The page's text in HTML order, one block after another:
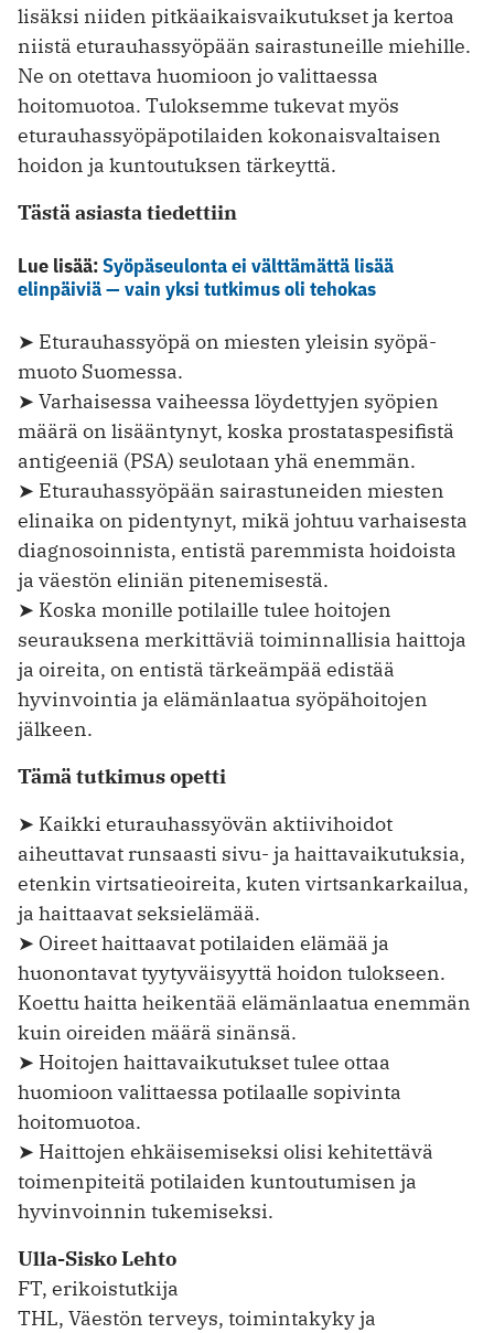
lisäksi niiden pitkäaikaisvaikutukset ja kertoa
niistä eturauhassyöpään sairastuneille miehille.
Ne on otettava huomioon jo valittaessa
hoitomuotoa. Tuloksemme tukevat myös
eturauhassyöpäpotilaiden kokonaisvaltaisen
hoidon ja kuntoutuksen tärkeyttä.
Tästä asiasta tiedettiin
Lue lisää:Syöpäseulonta ei välttämättä lisää
elinpäiviä — vain yksi tutkimus oli tehokas
➤ Eturauhassyöpä on miesten yleisin syöpä­
muoto Suomessa.
➤ Varhaisessa vaiheessa löydettyjen syöpien
määrä on lisääntynyt, koska prostataspesifistä
antigeeniä (PSA) seulotaan yhä enemmän.
➤ Eturauhassyöpään sairastuneiden miesten
elinaika on pidentynyt, mikä johtuu varhaisesta
diagnosoinnista, entistä paremmista hoidoista
ja väestön eliniän pitenemisestä.
➤ Koska monille potilaille tulee hoitojen
seurauksena merkittäviä toiminnallisia haittoja
ja oireita, on entistä tärkeämpää edistää
hyvinvointia ja elämänlaatua syöpähoitojen
jälkeen.
Tämä tutkimus opetti
➤ Kaikki eturauhassyövän aktiivihoidot
aiheuttavat runsaasti sivu- ja haittavaikutuksia,
etenkin virtsatieoireita, kuten virtsankarkailua,
ja haittaavat seksielämää.
➤ Oireet haittaavat potilaiden elämää ja
huonontavat tyytyväisyyttä hoidon tulokseen.
Koettu haitta heikentää elämänlaatua enemmän
kuin oireiden määrä sinänsä.
➤ Hoitojen haittavaikutukset tulee ottaa
huomioon valittaessa potilaalle sopivinta
hoitomuotoa.
➤ Haittojen ehkäisemiseksi olisi kehitettävä
toimenpiteitä potilaiden kuntoutumisen ja
hyvinvoinnin tukemiseksi.
Ulla-Sisko Lehto
FT, erikoistutkija
THL, Väestön terveys, toimintakyky ja